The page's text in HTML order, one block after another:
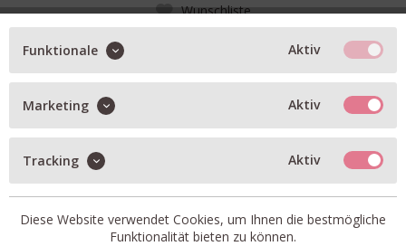
Wunschliste
IN DEN WARENKORB
BESCHREIBUNG
UGG Stiefelette Classic Ultra Mini in black
Artikel-Nr.:
W-1016222-BLK
pin it mail
Funktionale Aktiv
Marketing Aktiv
Tracking Aktiv
Diese Website verwendet Cookies, um Ihnen die bestmögliche
Funktionalität bieten zu können.